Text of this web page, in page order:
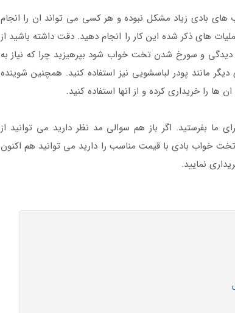
بادی زیاد مشکل نبوده و هر کسی می تواند ان را انجام
های ذکر شده این کار را انجام دهید. دقت داشته باشید از
و سورخ شدن تخت خواب شود بپرهیزید چرا که نیاز به
مانند پودر لباسشویی نیز استفاده کنید. همچنین شوینده
را خریداری کرده و از انها استفاده کنید.
ما بفرستید. اگر باز هم سوالی مد نظر دارید می توانید از
خواب بادی با قیمت مناسب را دارید می توانید هم اکنون
نمایید.